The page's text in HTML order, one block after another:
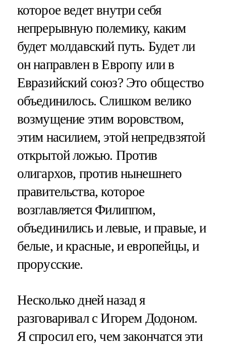
которое ведет внутри себя
непрерывную полемику, каким
будет молдавский путь. Будет ли
он направлен в Европу или в
Евразийский союз? Это общество
объединилось. Слишком велико
возмущение этим воровством,
этим насилием, этой непредвзятой
открытой ложью. Против
олигархов, против нынешнего
правительства, которое
возглавляется Филиппом,
объединились и левые, и правые, и
белые, и красные, и европейцы, и
прорусские.
Несколько дней назад я
разговаривал с Игорем Додоном.
Я спросил его, чем закончатся эти